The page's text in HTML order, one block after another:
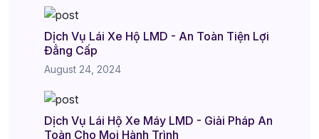
Dịch Vụ Lái Xe Hộ LMD - An Toàn Tiện Lợi
Đẳng Cấp
August 24, 2024
Dịch Vụ Lái Hộ Xe Máy LMD - Giải Pháp An
Toàn Cho Mọi Hành Trình